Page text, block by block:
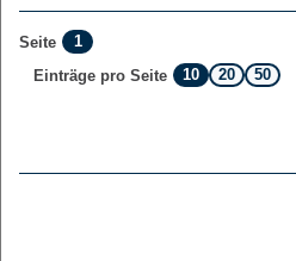
Seite
1
Einträge pro Seite
10 20 50